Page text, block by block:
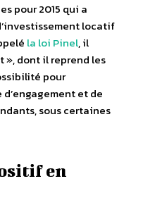
pour 2015 qui a
locatif
la loi Pinel, il
dont il reprend les
pour
et de
sous certaines
en